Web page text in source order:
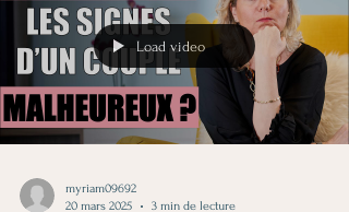
Load video
myriam09692
20 mars 2025
3 min de lecture